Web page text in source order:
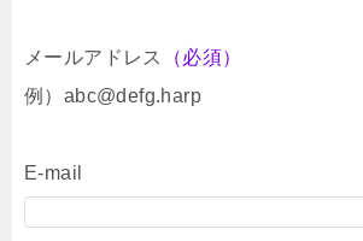
メールアドレス
（必須）
例）abc@defg.harp
E-mail